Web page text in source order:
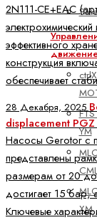
ctrlX
FTS
YM
XM
2N111-CE+EAC
эффективного
конструкция
обеспечивает
28 Декабря, 2025
displacement
Насосы Gerotor с
представлены
размерам от 20
достигает 15
Ключевые